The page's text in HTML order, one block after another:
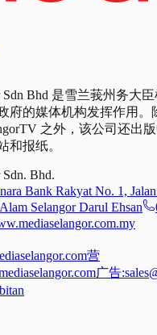
Sdn Bhd 是雪兰莪州务大
府的媒体机构发挥作用。
之外，该公司还出
和报纸。
Sdn. Bhd.
Bank Rakyat No. 1,
Selangor Darul Ehsan
营
广告: